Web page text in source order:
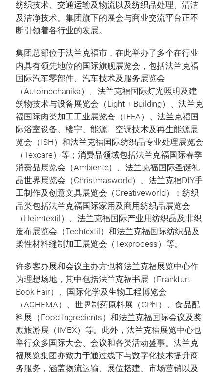
纺织技术、交通运输及物流以及纺织品处理、清洁
及洁净技术。集团旗下的展会与商业交流平台正不
断引领着各行业的发展。
集团总部位于法兰克福市，在此举办了多个在行业
内具有领先地位的国际旗舰展览会，包括法兰克福
国际汽车零部件、汽车技术及服务展览会
（Automechanika）、法兰克福国际灯光照明及建
筑物技术与设备展览会（Light + Building）、法兰克
福国际肉类加工工业展览会（IFFA）、法兰克福国
际浴室设备、楼宇、能源、空调技术及再生能源展
览会（ISH）和法兰克福国际纺织品专业处理展览会
（Texcare）等；消费品领域包括法兰克福国际春季
消费品展览会（Ambiente）、法兰克福国际圣诞礼
品世界展览会（Christmasworld）、法兰克福DIY手
工制作及创意文具展览会（Creativeworld）；纺织
品类包括法兰克福国际家用及商用纺织品展览会
（Heimtextil）、法兰克福国际产业用纺织品及非织
造布展览会（Techtextil）和法兰克福国际纺织品及
柔性材料缝制加工展览会（Texprocess）等。
许多客办展和会议主办方也将法兰克福展览中心作
为理想场地，其中包括法兰克福书展（Frankfurt
Book Fair）、国际化学及生物工程博览会
（ACHEMA）、世界制药原料展（CPhI）、食品配
料展（Food Ingredients）和法兰克福国际会议及奖
励旅游展（IMEX）等。此外，法兰克福展览中心也
举行众多国际大会、会议和各类活动盛事。法兰克
福展览集团亦致力于通过线下与数字化技术提升商
务服务，涵盖物流运输、展位搭建、市场营销以及